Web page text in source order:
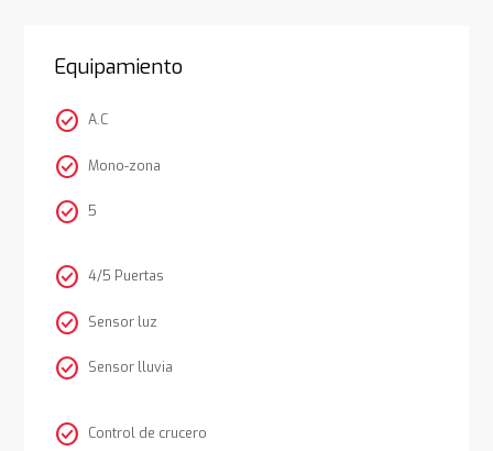
Equipamiento
check_circle A.C
check_circle Mono-zona
check_circle 5
check_circle 4/5 Puertas
check_circle Sensor luz
check_circle Sensor lluvia
check_circle Control de crucero